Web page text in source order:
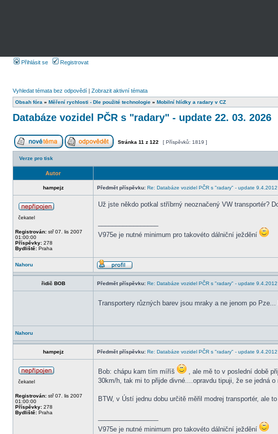
Přihlásit se Registrovat
Vyhledat témata bez odpovědí | Zobrazit aktivní témata
Obsah fóra » Měření rychlosti - Dle použité technologie » Mobilní hlídky a radary v CZ
Databáze vozidel PČR s "radary" - update 22. 03. 2026
Stránka 11 z 122 [ Příspěvků: 1819 ]
Verze pro tisk
Autor
hampejz Předmět příspěvku: Re: Databáze vozidel PČR s "radary" - update 9.4.2012
čekatel
Registrován: stř 07. lis 2007
01:00:00
Příspěvky: 278
Bydliště: Praha
Už jste někdo potkal stříbrný neoznačený VW transportér?
V975e je nutné minimum pro takovéto dálniční ježdění
Nahoru
řidič BOB Předmět příspěvku: Re: Databáze vozidel PČR s "radary" - update 9.4.2012
Transportery různých barev jsou mraky a ne jenom po
Nahoru
hampejz Předmět příspěvku: Re: Databáze vozidel PČR s "radary" - update 9.4.2012
čekatel
Registrován: stř 07. lis 2007
01:00:00
Příspěvky: 278
Bydliště: Praha
Bob: chápu kam tím míříš
, ale mě to v poslední době
30km/h, tak mi to přijde divné....opravdu tipuji, že se jedná
BTW, v Ústí jednu dobu určitě měřil modrej transportér, ale
V975e je nutné minimum pro takovéto dálniční ježdění